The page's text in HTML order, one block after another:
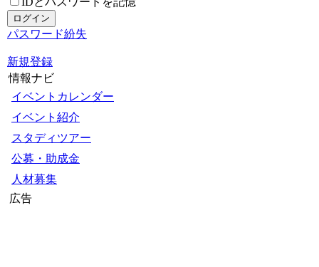
パスワード紛失
新規登録
情報ナビ
イベントカレンダー
イベント紹介
スタディツアー
公募・助成金
人材募集
広告